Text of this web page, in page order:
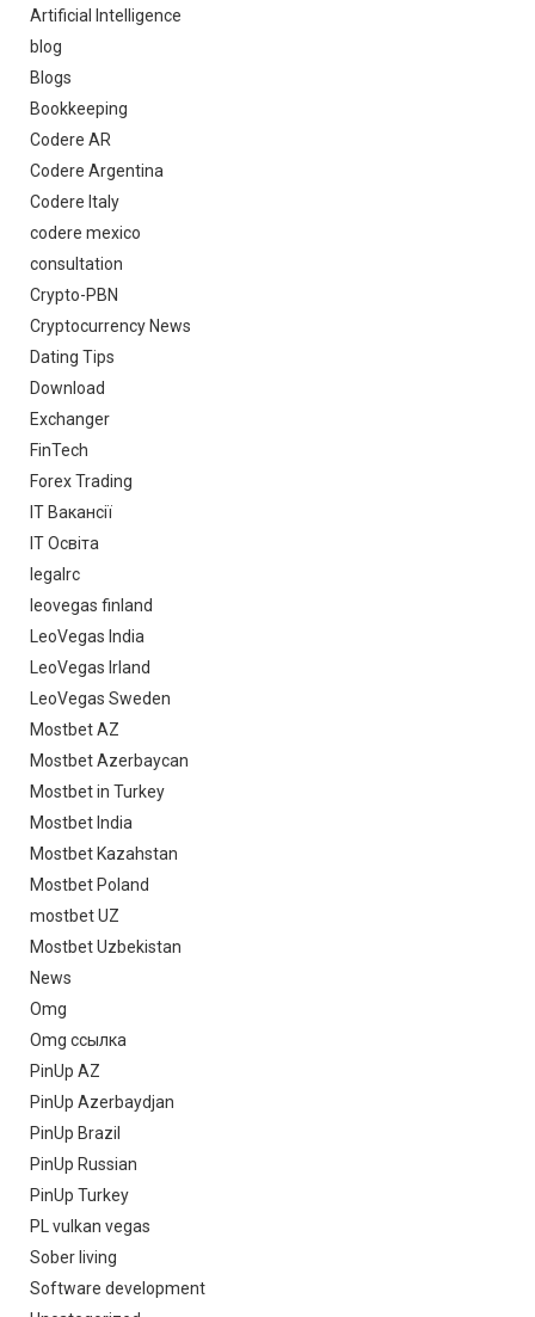
Artificial Intelligence
blog
Blogs
Bookkeeping
Codere AR
Codere Argentina
Codere Italy
codere mexico
consultation
Crypto-PBN
Cryptocurrency News
Dating Tips
Download
Exchanger
FinTech
Forex Trading
IT Вакансії
IT Освіта
legalrc
leovegas finland
LeoVegas India
LeoVegas Irland
LeoVegas Sweden
Mostbet AZ
Mostbet Azerbaycan
Mostbet in Turkey
Mostbet India
Mostbet Kazahstan
Mostbet Poland
mostbet UZ
Mostbet Uzbekistan
News
Omg
Omg ссылка
PinUp AZ
PinUp Azerbaydjan
PinUp Brazil
PinUp Russian
PinUp Turkey
PL vulkan vegas
Sober living
Software development